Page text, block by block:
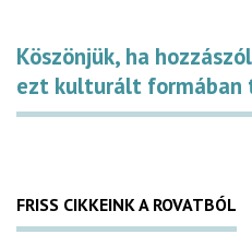
Köszönjük, ha
ezt kulturált formában
FRISS CIKKEINK A ROVATBÓL